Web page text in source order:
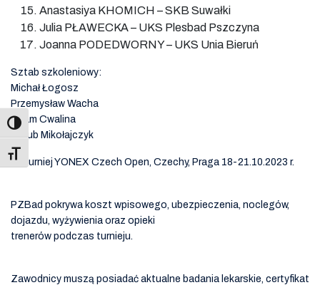
Toggle Font size
Anastasiya KHOMICH – SKB Suwałki
Julia PŁAWECKA – UKS Plesbad Pszczyna
Joanna PODEDWORNY – UKS Unia Bieruń
Sztab szkoleniowy:
Michał Łogosz
Przemysław Wacha
Adam Cwalina
Jakub Mikołajczyk
na turniej YONEX Czech Open, Czechy, Praga 18-21.10.2023 r.
PZBad pokrywa koszt wpisowego, ubezpieczenia, noclegów,
dojazdu, wyżywienia oraz opieki
trenerów podczas turnieju.
Zawodnicy muszą posiadać aktualne badania lekarskie, certyfikat